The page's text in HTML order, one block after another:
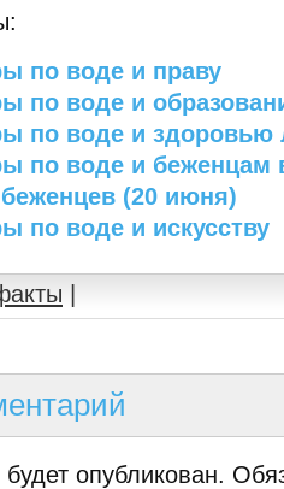
по воде и праву
по воде и
по воде и здоровью
по воде и беженцам
(20 июня)
по воде и искусству
|
опубликован.